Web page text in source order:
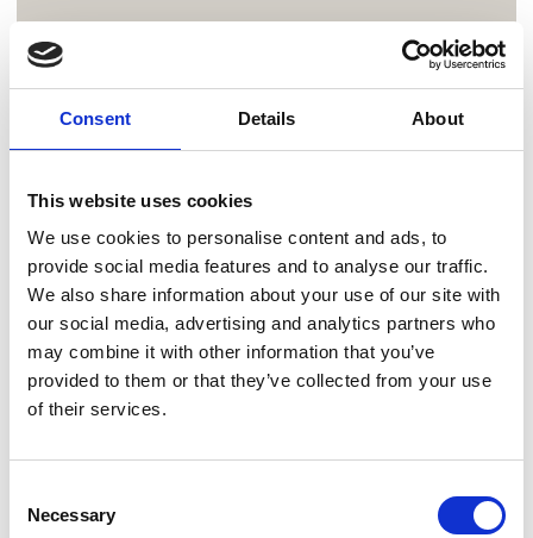
Consent Details About
This website uses cookies
We use cookies to personalise content and ads, to
provide social media features and to analyse our traffic.
We also share information about your use of our site with
our social media, advertising and analytics partners who
may combine it with other information that you’ve
provided to them or that they’ve collected from your use
of their services.
Selection
Necessary